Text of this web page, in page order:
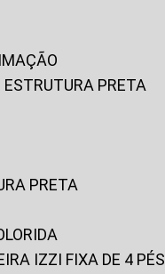
ESTRUTURA PRETA
PRETA
IZZI FIXA DE 4 PÉS